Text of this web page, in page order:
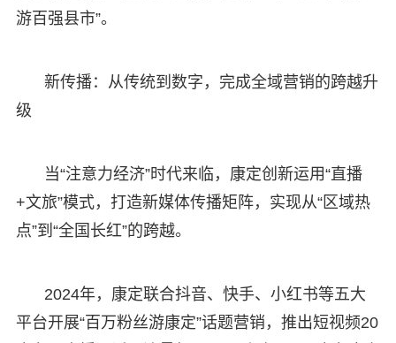
游百强县市”。
新传播：从传统到数字，完成全域营销的跨越升
级
当“注意力经济”时代来临，康定创新运用“直播
+文旅”模式，打造新媒体传播矩阵，实现从“区域热
点”到“全国长红”的跨越。
2024年，康定联合抖音、快手、小红书等五大
平台开展“百万粉丝游康定”话题营销，推出短视频20